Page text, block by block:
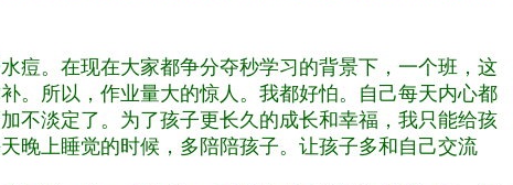
痘。在现在大家都争分夺秒学习的背景下，一个班，这
。所以，作业量大的惊人。我都好怕。自己每天内心都
不淡定了。为了孩子更长久的成长和幸福，我只能给孩
晚上睡觉的时候，多陪陪孩子。让孩子多和自己交流